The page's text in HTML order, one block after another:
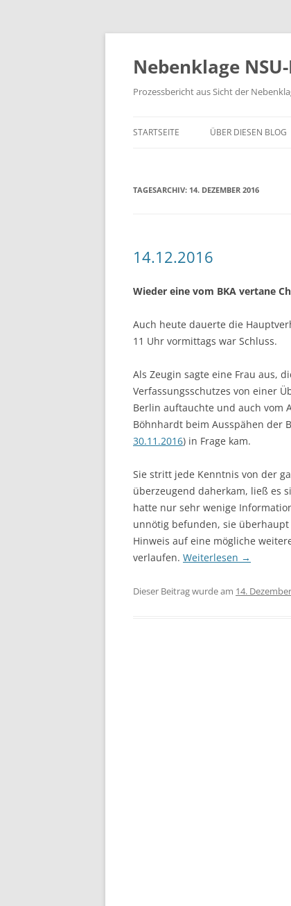
Zum
springen
Nebenklage
Prozessbericht aus Sicht der
STARTSEITE ÜBER DIESEN BLOG
TAGESARCHIV: 14. DEZEMBER 2016
14.12.2016
Wieder eine vom BKA vertane
Auch heute dauerte die
11 Uhr vormittags war Schluss.
Als Zeugin sagte eine Frau aus,
Verfassungsschutzes von einer
Berlin auftauchte und auch vom
Böhnhardt beim Ausspähen der
30.11.2016) in Frage kam.
Sie stritt jede Kenntnis von der
überzeugend daherkam, ließ es
hatte nur sehr wenige
unnötig befunden, sie
Hinweis auf eine mögliche
verlaufen. Weiterlesen →
Dieser Beitrag wurde am 14.